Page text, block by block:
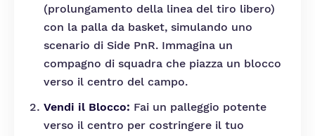
(prolungamento della linea del tiro libero)
con la palla da basket, simulando uno
scenario di Side PnR. Immagina un
compagno di squadra che piazza un blocco
verso il centro del campo.
Vendi il Blocco: Fai un palleggio potente
verso il centro per costringere il tuo